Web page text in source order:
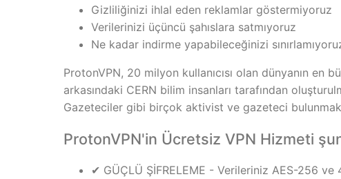
Gizliliğinizi ihlal eden reklamlar göstermiyoruz
Verilerinizi üçüncü şahıslara satmıyoruz
Ne kadar indirme yapabileceğinizi
ProtonVPN, 20 milyon kullanıcısı olan dünyanın
arkasındaki CERN bilim insanları tarafından
Gazeteciler gibi birçok aktivist ve gazeteci
ProtonVPN'in Ücretsiz VPN Hizmeti
✔ GÜÇLÜ ŞİFRELEME - Verileriniz AES-256 ve